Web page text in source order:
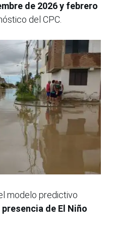
de 2026 y febrero
del CPC.
modelo predictivo
de El Niño